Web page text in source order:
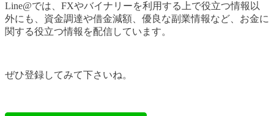
Line@では、FXやバイナリーを利用する上で役立つ情報以
外にも、資金調達や借金減額、優良な副業情報など、お金に
関する役立つ情報を配信しています。
ぜひ登録してみて下さいね。